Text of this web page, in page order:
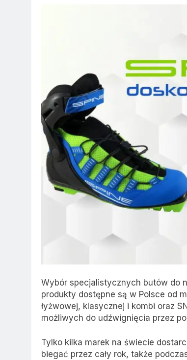
Wybór specjalistycznych butów do
produkty dostępne są w Polsce od
łyżwowej, klasycznej i kombi oraz
możliwych do udźwignięcia przez
Tylko kilka marek na świecie
biegać przez cały rok, także